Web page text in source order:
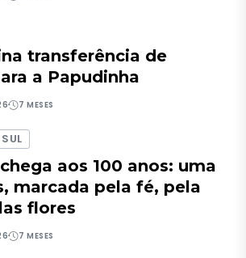
transferência de
a Papudinha
7 MESES
aos 100 anos: uma
marcada pela fé, pela
flores
7 MESES